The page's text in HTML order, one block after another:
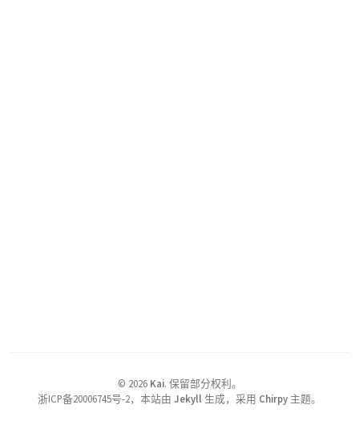
© 2026 Kai. 保留部分权利。
浙ICP备20006745号-2，本站由 Jekyll 生成，采用 Chirpy 主题。